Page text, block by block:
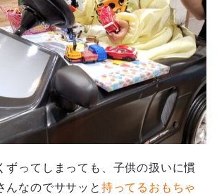
ずってしまっても、子供の扱いに慣
んなのでササッと 持ってるおもちゃ